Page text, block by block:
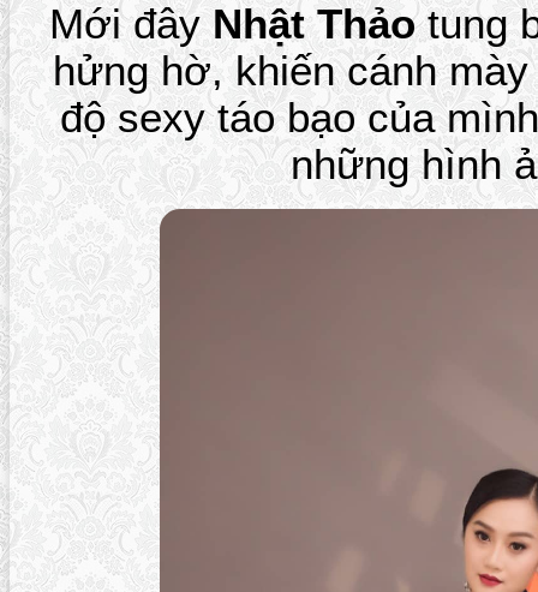
Mới đâyNhật Thảotung
hửng hờ, khiến cánh
độ sexy táo bạo của
những hình